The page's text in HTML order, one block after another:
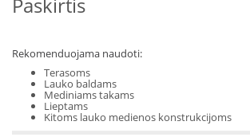
Rekomenduojama naudoti:
Terasoms
Lauko baldams
Mediniams takams
Lieptams
Kitoms lauko medienos konstrukcijoms